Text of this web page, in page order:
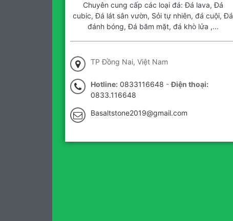
Chuyên cung cấp các loại đá: Đá lava, Đá
cubic, Đá lát sân vườn, Sỏi tự nhiên, đá cuội, Đá
đánh bóng, Đá băm mặt, đá khò lửa ,...
TP Đồng Nai, Việt Nam
Hotline: 0833116648 -Điện thoại:
0833.116648
Basaltstone2019@gmail.com